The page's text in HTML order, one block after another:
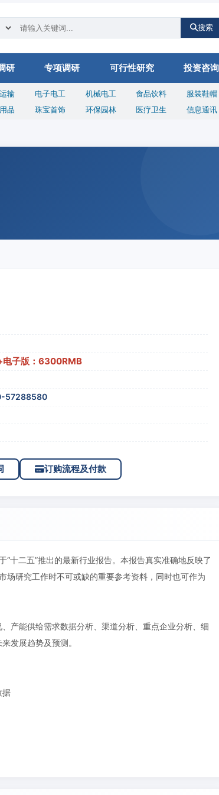
搜索
研 专项调研 可行性研究 投资咨询
输 电子电工 机械电工 食品饮料 服装鞋帽
品 珠宝首饰 环保园林 医疗卫生 信息通讯
子版：6300RMB
57288580
订购流程及付款
十二五”推出的最新行业报告。本报告真实准确地反映了
研究工作时不可或缺的重要参考资料，同时也可作为
产能供给需求数据分析、渠道分析、重点企业分析、细
发展趋势及预测。
据